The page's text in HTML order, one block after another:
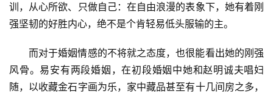
训，从心所欲、只做自己：在自由浪漫的表象下，她有着刚
强坚韧的好胜内心，绝不是个肯轻易低头服输的主。
而对于婚姻情感的不将就之态度，也很能看出她的刚强
风骨。易安有两段婚姻，在初段婚姻中她和赵明诚夫唱妇
随，以收藏金石字画为乐，家中藏品甚至有十几间房之多，